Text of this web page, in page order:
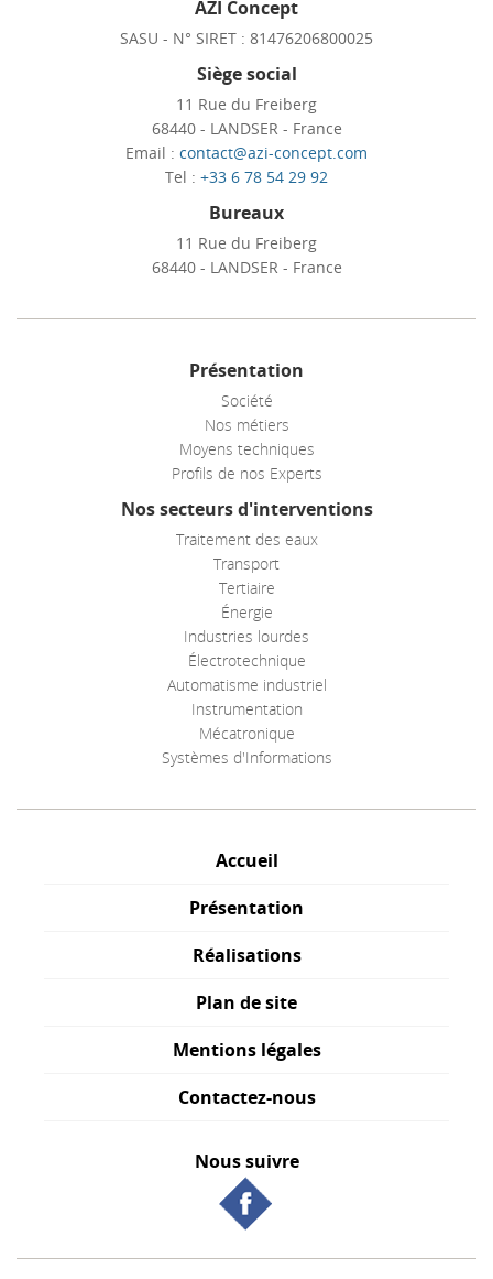
AZI Concept
SASU - N° SIRET : 81476206800025
Siège social
11 Rue du Freiberg
68440 - LANDSER - France
Email : contact@azi-concept.com
Tel : +33 6 78 54 29 92
Bureaux
11 Rue du Freiberg
68440 - LANDSER - France
Présentation
Société
Nos métiers
Moyens techniques
Profils de nos Experts
Nos secteurs d'interventions
Traitement des eaux
Transport
Tertiaire
Énergie
Industries lourdes
Électrotechnique
Automatisme industriel
Instrumentation
Mécatronique
Systèmes d'Informations
Accueil
Présentation
Réalisations
Plan de site
Mentions légales
Contactez-nous
Nous suivre